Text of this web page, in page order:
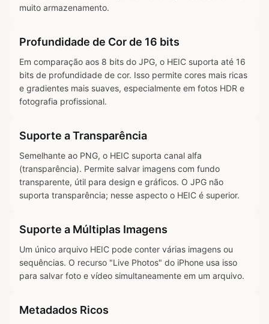
muito armazenamento.
Profundidade de Cor de 16 bits
Em comparação aos 8 bits do JPG, o HEIC suporta até 16
bits de profundidade de cor. Isso permite cores mais ricas
e gradientes mais suaves, especialmente em fotos HDR e
fotografia profissional.
Suporte a Transparência
Semelhante ao PNG, o HEIC suporta canal alfa
(transparência). Permite salvar imagens com fundo
transparente, útil para design e gráficos. O JPG não
suporta transparência; nesse aspecto o HEIC é superior.
Suporte a Múltiplas Imagens
Um único arquivo HEIC pode conter várias imagens ou
sequências. O recurso "Live Photos" do iPhone usa isso
para salvar foto e vídeo simultaneamente em um arquivo.
Metadados Ricos